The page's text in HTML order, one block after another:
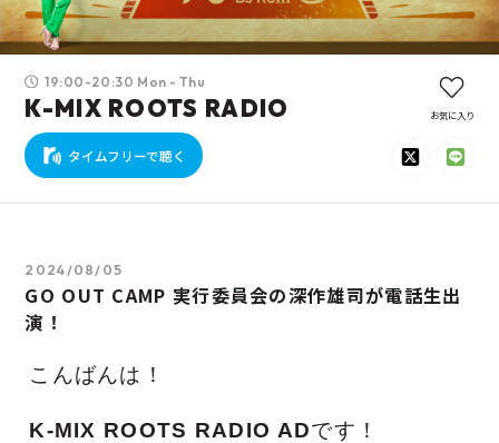
19:00-20:30 Mon - Thu
K-MIX ROOTS RADIO
タイムフリーで聴く
お気に入り
2024/08/05
GO OUT CAMP 実行委員会の深作雄司が電話生出
演！
こんばんは！
K-MIX ROOTS RADIO ADです！